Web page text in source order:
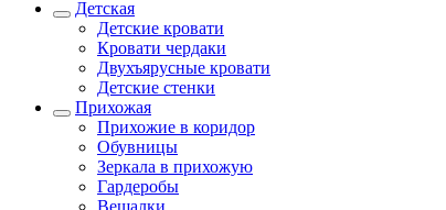
Детская
Детские кровати
Кровати чердаки
Двухъярусные кровати
Детские стенки
Прихожая
Прихожие в коридор
Обувницы
Зеркала в прихожую
Гардеробы
Вешалки